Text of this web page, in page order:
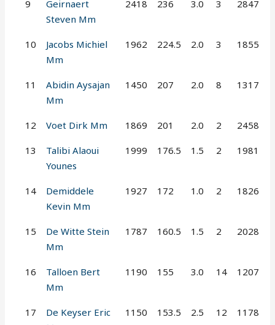
9
Geirnaert
Steven Mm
2418 236 3.0 3 2847
10
Jacobs Michiel
Mm
1962 224.5 2.0 3 1855
11
Abidin Aysajan
Mm
1450 207 2.0 8 1317
12 Voet Dirk Mm 1869 201 2.0 2 2458
13
Talibi Alaoui
Younes
1999 176.5 1.5 2 1981
14
Demiddele
Kevin Mm
1927 172 1.0 2 1826
15
De Witte Stein
Mm
1787 160.5 1.5 2 2028
16
Talloen Bert
Mm
1190 155 3.0 14 1207
17
De Keyser Eric
1150 153.5 2.5 12 1178